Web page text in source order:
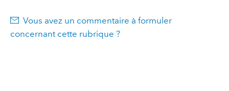
Vous avez un commentaire à formuler
concernant cette rubrique ?